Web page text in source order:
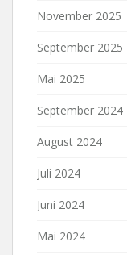
November 2025
September 2025
Mai 2025
September 2024
August 2024
Juli 2024
Juni 2024
Mai 2024